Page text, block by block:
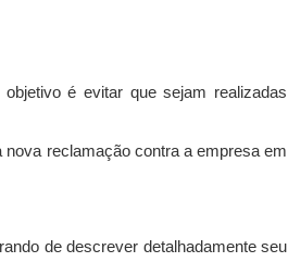
é evitar que sejam realizadas
reclamação contra a empresa em
de descrever detalhadamente seu